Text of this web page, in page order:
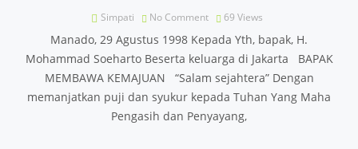
Simpati No Comment 69 Views
Manado, 29 Agustus 1998 Kepada Yth, bapak, H.
Mohammad Soeharto Beserta keluarga di Jakarta BAPAK
MEMBAWA KEMAJUAN “Salam sejahtera” Dengan
memanjatkan puji dan syukur kepada Tuhan Yang Maha
Pengasih dan Penyayang,